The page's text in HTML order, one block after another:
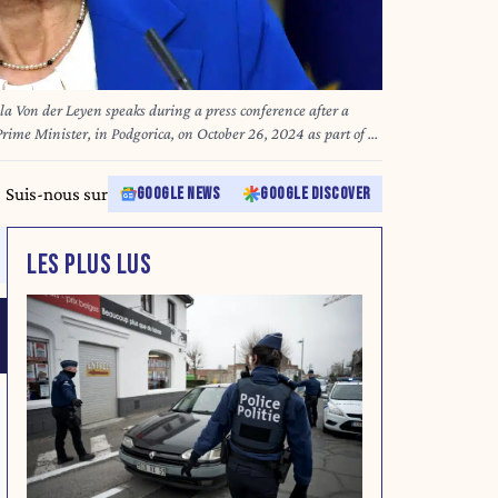
Von der Leyen speaks during a press conference after a
Minister, in Podgorica, on October 26, 2024 as part of a
her Western Balkans tour. (Photo by SAVO PRELEVIC /
Suis-nous sur GOOGLE NEWS GOOGLE DISCOVER
LES PLUS LUS